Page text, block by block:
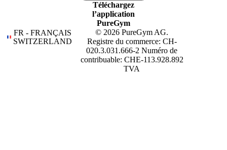
Téléchargez
l’application
PureGym
FR - FRANÇAIS
SWITZERLAND
© 2026 PureGym AG.
Registre du commerce: CH-
020.3.031.666-2 Numéro de
contribuable: CHE-113.928.892
TVA